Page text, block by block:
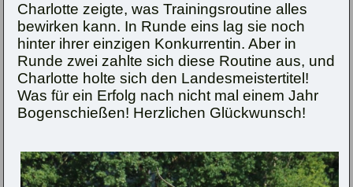
Charlotte zeigte, was Trainingsroutine alles
bewirken kann. In Runde eins lag sie noch
hinter ihrer einzigen Konkurrentin. Aber in
Runde zwei zahlte sich diese Routine aus, und
Charlotte holte sich den Landesmeistertitel!
Was für ein Erfolg nach nicht mal einem Jahr
Bogenschießen! Herzlichen Glückwunsch!